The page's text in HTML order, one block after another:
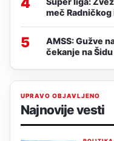
meč Radničkog
5
AMSS: Gužve
čekanje na
UPRAVO OBJAVLJENO
Najnovije vesti